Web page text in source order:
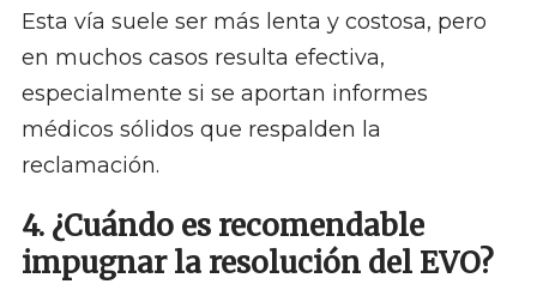
Esta vía suele ser más lenta y costosa, pero
en muchos casos resulta efectiva,
especialmente si se aportan informes
médicos sólidos que respalden la
reclamación.
4. ¿Cuándo es recomendable
impugnar la resolución del EVO?